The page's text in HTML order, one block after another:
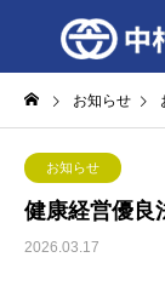
お知らせ
お知らせ
健康経営優
2026.03.17